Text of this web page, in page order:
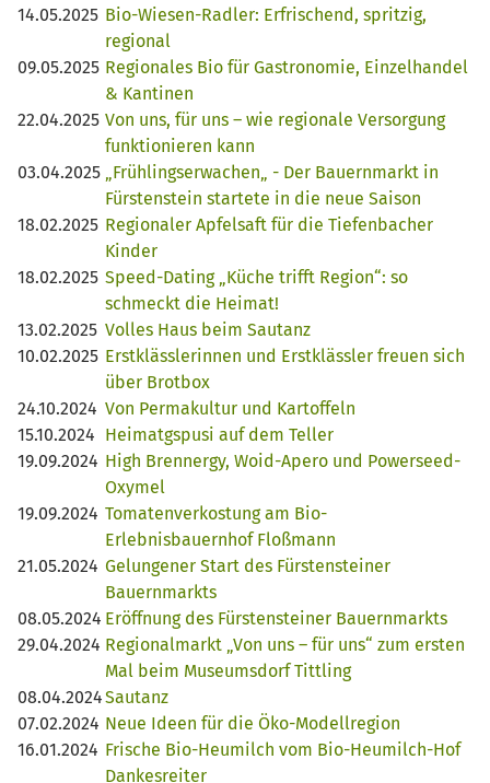
14.05.2025 Bio-Wiesen-Radler: Erfrischend, spritzig,
regional
09.05.2025 Regionales Bio für Gastronomie, Einzelhandel
& Kantinen
22.04.2025 Von uns, für uns – wie regionale Versorgung
funktionieren kann
03.04.2025
„Frühlingserwachen„ - Der Bauernmarkt in
Fürstenstein startete in die neue Saison
18.02.2025 Regionaler Apfelsaft für die Tiefenbacher
Kinder
18.02.2025 Speed-Dating „Küche trifft Region“: so
schmeckt die Heimat!
13.02.2025 Volles Haus beim Sautanz
10.02.2025 Erstklässlerinnen und Erstklässler freuen sich
über Brotbox
24.10.2024 Von Permakultur und Kartoffeln
15.10.2024 Heimatgspusi auf dem Teller
19.09.2024 High Brennergy, Woid-Apero und Powerseed-
Oxymel
19.09.2024 Tomatenverkostung am Bio-
Erlebnisbauernhof Floßmann
21.05.2024 Gelungener Start des Fürstensteiner
Bauernmarkts
08.05.2024 Eröffnung des Fürstensteiner Bauernmarkts
29.04.2024 Regionalmarkt „Von uns – für uns“ zum ersten
Mal beim Museumsdorf Tittling
08.04.2024Sautanz
07.02.2024 Neue Ideen für die Öko-Modellregion
16.01.2024 Frische Bio-Heumilch vom Bio-Heumilch-Hof
Dankesreiter